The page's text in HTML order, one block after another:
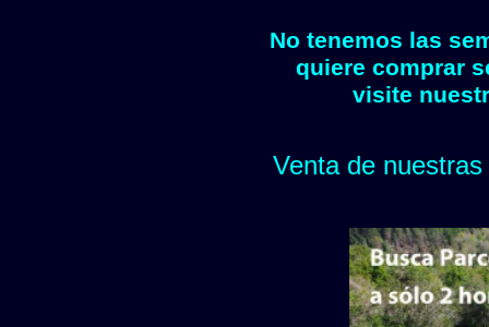
No tenemos las
quiere comprar
visite
Venta de